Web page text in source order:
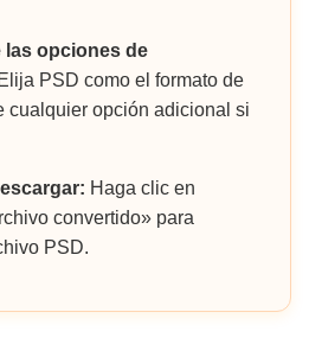
las opciones de
Elija PSD como el formato de
cualquier opción adicional si
Haga clic en
convertido» para
PSD.